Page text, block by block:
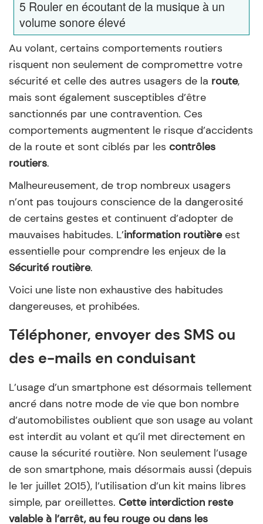
5 Rouler en écoutant de la musique à un
volume sonore élevé
Au volant, certains comportements routiers
risquent non seulement de compromettre votre
sécurité et celle des autres usagers de la route,
mais sont également susceptibles d’être
sanctionnés par une contravention. Ces
comportements augmentent le risque d’accidents
de la route et sont ciblés par les contrôles
routiers.
Malheureusement, de trop nombreux usagers
n’ont pas toujours conscience de la dangerosité
de certains gestes et continuent d’adopter de
mauvaises habitudes. L’information routièreest
essentielle pour comprendre les enjeux de la
Sécurité routière.
Voici une liste non exhaustive des habitudes
dangereuses, et prohibées.
Téléphoner, envoyer des SMS ou
des e-mails en conduisant
L’usage d’un smartphone est désormais tellement
ancré dans notre mode de vie que bon nombre
d’automobilistes oublient que son usage au volant
est interdit au volant et qu’il met directement en
cause la sécurité routière. Non seulement l’usage
de son smartphone, mais désormais aussi (depuis
le 1er juillet 2015), l’utilisation d’un kit mains libres
simple, par oreillettes. Cette interdiction reste
valable à l’arrêt, au feu rouge ou dans les